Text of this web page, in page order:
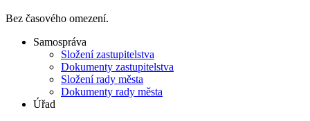
Bez časového omezení.
Samospráva
Složení zastupitelstva
Dokumenty zastupitelstva
Složení rady města
Dokumenty rady města
Úřad